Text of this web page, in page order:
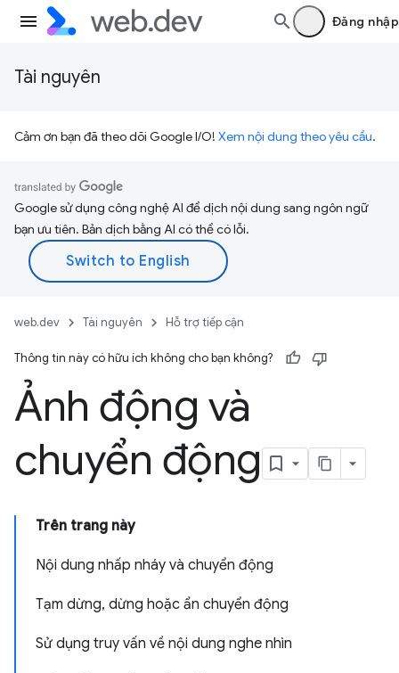
Đăng nhập
Tài nguyên
Cảm ơn bạn đã theo dõi Google I/O! Xem nội dung theo yêu cầu.
Google sử dụng công nghệ AI để dịch nội dung sang ngôn ngữ
bạn ưu tiên. Bản dịch bằng AI có thể có lỗi.
web.dev Tài nguyên Hỗ trợ tiếp cận
Thông tin này có hữu ích không cho bạn không?
Ảnh động và
chuyển động
Trên trang này
Nội dung nhấp nháy và chuyển động
Tạm dừng, dừng hoặc ẩn chuyển động
Sử dụng truy vấn về nội dung nghe nhìn